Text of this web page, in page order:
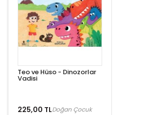
Teo ve Hüso - Dinozorlar
Vadisi
225,00 TLDoğan Çocuk